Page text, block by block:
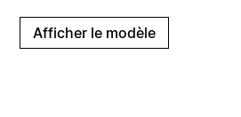
Afficher le modèle